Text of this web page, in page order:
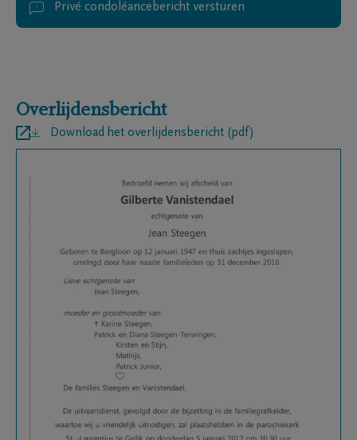
Privé condoléancebericht versturen
Overlijdensbericht
Download het overlijdensbericht (pdf)